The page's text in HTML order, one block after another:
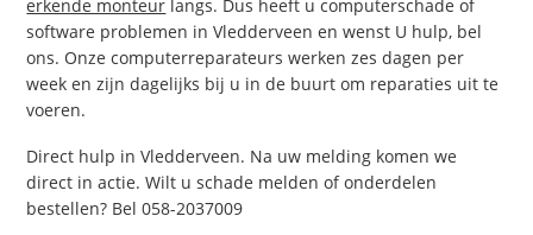
erkende monteur langs. Dus heeft u computerschade of
software problemen in Vledderveen en wenst U hulp, bel
ons. Onze computerreparateurs werken zes dagen per
week en zijn dagelijks bij u in de buurt om reparaties uit te
voeren.
Direct hulp in Vledderveen. Na uw melding komen we
direct in actie. Wilt u schade melden of onderdelen
bestellen? Bel 058-2037009